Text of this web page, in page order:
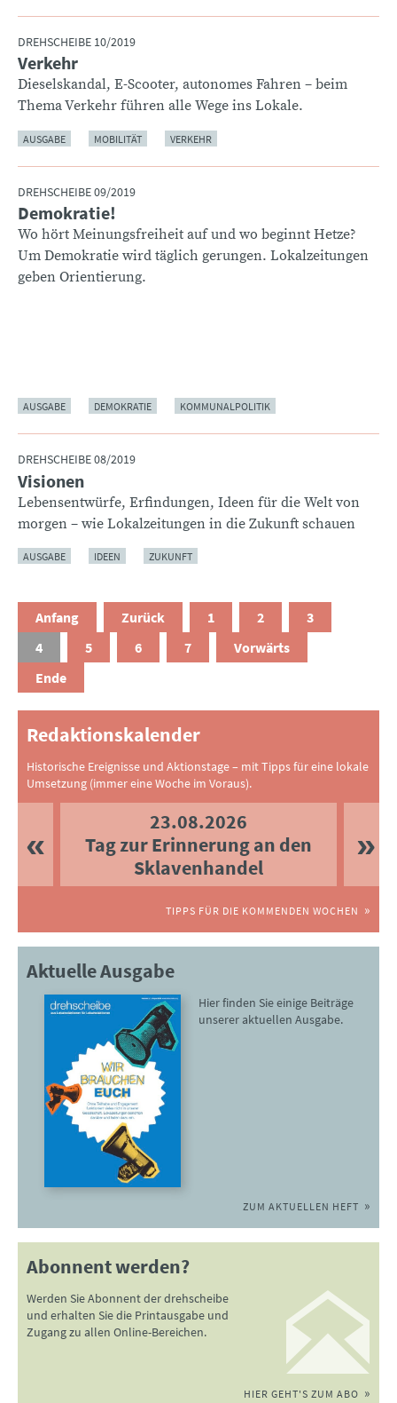
DREHSCHEIBE 10/2019
:Verkehr
Dieselskandal, E-Scooter, autonomes Fahren – beim
Thema Verkehr führen alle Wege ins Lokale.
AUSGABE MOBILITÄT VERKEHR
DREHSCHEIBE 09/2019
:Demokratie!
Wo hört Meinungsfreiheit auf und wo beginnt Hetze?
Um Demokratie wird täglich gerungen. Lokalzeitungen
geben Orientierung.
AUSGABE DEMOKRATIE KOMMUNALPOLITIK
DREHSCHEIBE 08/2019
:Visionen
Lebensentwürfe, Erfindungen, Ideen für die Welt von
morgen – wie Lokalzeitungen in die Zukunft schauen
AUSGABE IDEEN ZUKUNFT
Anfang Zurück 1 2
3
4
5 6 7
Vorwärts
Ende
Redaktionskalender
Historische Ereignisse und Aktionstage – mit Tipps für eine lokale
Umsetzung (immer eine Woche im Voraus).
23.08.2026
Tag zur Erinnerung an den
Sklavenhandel
TIPPS FÜR DIE KOMMENDEN WOCHEN
Aktuelle Ausgabe
Hier finden Sie einige Beiträge
unserer aktuellen Ausgabe.
ZUM AKTUELLEN HEFT
Abonnent werden?
Werden Sie Abonnent der drehscheibe
und erhalten Sie die Printausgabe und
Zugang zu allen Online-Bereichen.
HIER GEHT'S ZUM ABO